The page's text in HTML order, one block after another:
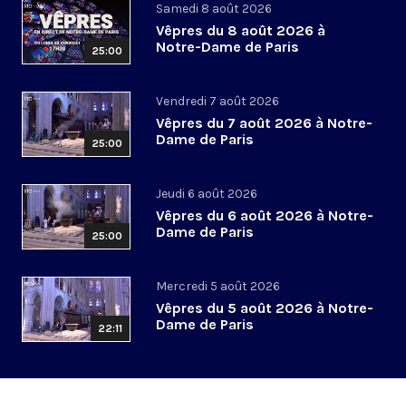
25:00
Samedi 8 août 2026
Vêpres du 8 août 2026 à
Notre-Dame de Paris
25:00
Vendredi 7 août 2026
Vêpres du 7 août 2026 à Notre-
Dame de Paris
25:00
Jeudi 6 août 2026
Vêpres du 6 août 2026 à Notre-
Dame de Paris
22:11
Mercredi 5 août 2026
Vêpres du 5 août 2026 à Notre-
Dame de Paris